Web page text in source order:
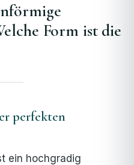
Form ist die
perfekten
ein hochgradig